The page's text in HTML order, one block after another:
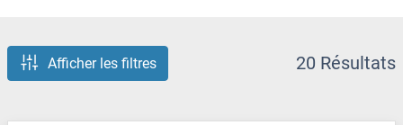
Afficher les filtres 20 Résultats